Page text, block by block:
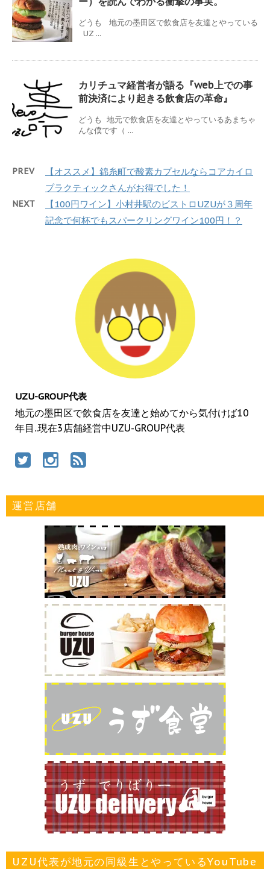
どうも 地元の墨田区で飲食店を友達とやっている
UZ ...
カリチュマ経営者が語る『web上での事
前決済により起きる飲食店の革命』
どうも 地元で飲食店を友達とやっているあまちゃ
んな僕です（ ...
PREV
【オススメ】錦糸町で酸素カプセルならコアカイロ
プラクティックさんがお得でした！
NEXT
【100円ワイン】小村井駅のビストロUZUが３周年
記念で何杯でもスパークリングワイン100円！？
UZU-GROUP代表
地元の墨田区で飲食店を友達と始めてから気付けば10
年目..現在3店舗経営中UZU-GROUP代表
運営店舗
UZU代表が地元の同級生とやっているYouTube